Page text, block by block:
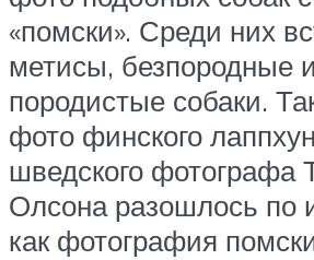
«помски». Среди них
метисы, безпородные
породистые собаки.
фото финского
шведского фотографа
Олсона разошлось по
как фотография